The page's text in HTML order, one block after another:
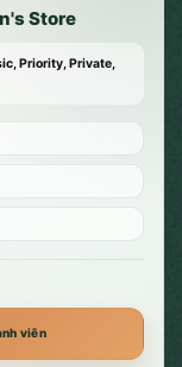
Store
Priority, Private,
viên